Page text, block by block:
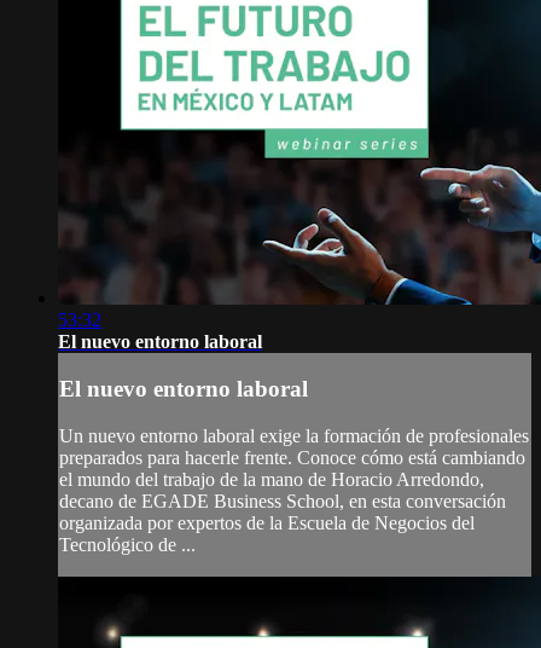
53:32
El nuevo entorno laboral
El nuevo entorno laboral
Un nuevo entorno laboral exige la formación de profesionales
preparados para hacerle frente. Conoce cómo está cambiando
el mundo del trabajo de la mano de Horacio Arredondo,
decano de EGADE Business School, en esta conversación
organizada por expertos de la Escuela de Negocios del
Tecnológico de ...